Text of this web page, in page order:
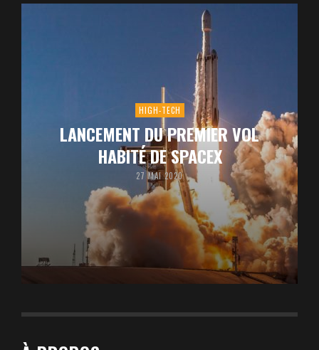
HIGH-TECH
LANCEMENT DU PREMIER VOL
HABITÉ DE SPACEX
27 MAI 2020